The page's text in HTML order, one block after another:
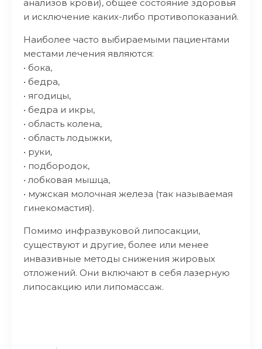
анализов крови), общее состояние здоровья
и исключение каких-либо противопоказаний.
Наиболее часто выбираемыми пациентами
местами лечения являются:
• бока,
• бедра,
• ягодицы,
• бедра и икры,
• область колена,
• область лодыжки,
• руки,
• подбородок,
• лобковая мышца,
• мужская молочная железа (так называемая
гинекомастия).
Помимо инфразвуковой липосакции,
существуют и другие, более или менее
инвазивные методы снижения жировых
отложений. Они включают в себя лазерную
липосакцию или липомассаж.